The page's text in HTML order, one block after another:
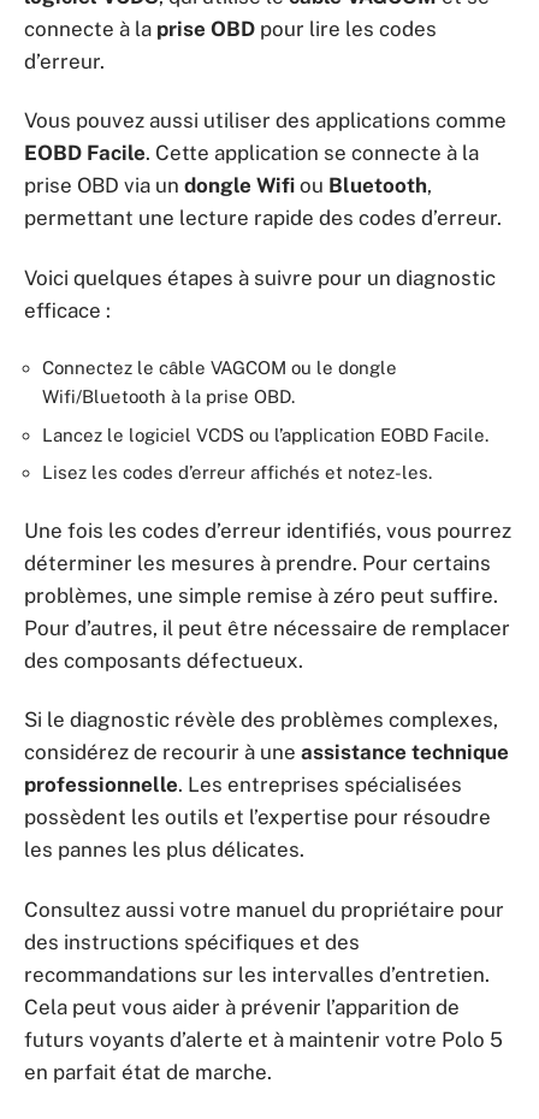
connecte à la prise OBD pour lire les codes
d’erreur.
Vous pouvez aussi utiliser des applications comme
EOBD Facile. Cette application se connecte à la
prise OBD via un dongle Wifi ou Bluetooth,
permettant une lecture rapide des codes d’erreur.
Voici quelques étapes à suivre pour un diagnostic
efficace :
Connectez le câble VAGCOM ou le dongle
Wifi/Bluetooth à la prise OBD.
Lancez le logiciel VCDS ou l’application EOBD Facile.
Lisez les codes d’erreur affichés et notez-les.
Une fois les codes d’erreur identifiés, vous pourrez
déterminer les mesures à prendre. Pour certains
problèmes, une simple remise à zéro peut suffire.
Pour d’autres, il peut être nécessaire de remplacer
des composants défectueux.
Si le diagnostic révèle des problèmes complexes,
considérez de recourir à une assistance technique
professionnelle. Les entreprises spécialisées
possèdent les outils et l’expertise pour résoudre
les pannes les plus délicates.
Consultez aussi votre manuel du propriétaire pour
des instructions spécifiques et des
recommandations sur les intervalles d’entretien.
Cela peut vous aider à prévenir l’apparition de
futurs voyants d’alerte et à maintenir votre Polo 5
en parfait état de marche.